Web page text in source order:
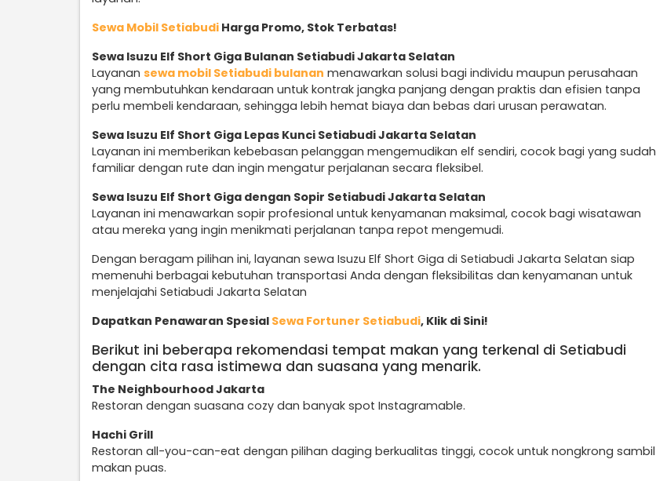
Sewa Mobil Setiabudi Harga Promo, Stok Terbatas!
Sewa Isuzu Elf Short Giga Bulanan Setiabudi Jakarta Selatan
Layanan sewa mobil Setiabudi bulanan menawarkan solusi bagi individu maupun perusahaan
yang membutuhkan kendaraan untuk kontrak jangka panjang dengan praktis dan efisien tanpa
perlu membeli kendaraan, sehingga lebih hemat biaya dan bebas dari urusan perawatan.
Sewa Isuzu Elf Short Giga Lepas Kunci Setiabudi Jakarta Selatan
Layanan ini memberikan kebebasan pelanggan mengemudikan elf sendiri, cocok bagi yang sudah
familiar dengan rute dan ingin mengatur perjalanan secara fleksibel.
Sewa Isuzu Elf Short Giga dengan Sopir Setiabudi Jakarta Selatan
Layanan ini menawarkan sopir profesional untuk kenyamanan maksimal, cocok bagi wisatawan
atau mereka yang ingin menikmati perjalanan tanpa repot mengemudi.
Dengan beragam pilihan ini, layanan sewa Isuzu Elf Short Giga di Setiabudi Jakarta Selatan siap
memenuhi berbagai kebutuhan transportasi Anda dengan fleksibilitas dan kenyamanan untuk
menjelajahi Setiabudi Jakarta Selatan
Dapatkan Penawaran Spesial Sewa Fortuner Setiabudi, Klik di Sini!
Berikut ini beberapa rekomendasi tempat makan yang terkenal di Setiabudi
dengan cita rasa istimewa dan suasana yang menarik.
The Neighbourhood Jakarta
Restoran dengan suasana cozy dan banyak spot Instagramable.
Hachi Grill
Restoran all-you-can-eat dengan pilihan daging berkualitas tinggi, cocok untuk nongkrong sambil
makan puas.